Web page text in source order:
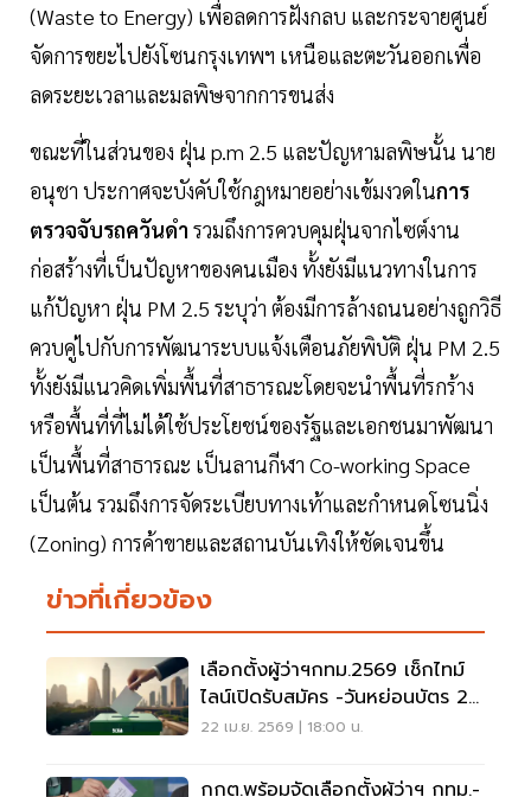
(Waste to Energy) เพื่อลดการฝังกลบ และกระจายศูนย์
จัดการขยะไปยังโซนกรุงเทพฯ เหนือและตะวันออกเพื่อ
ลดระยะเวลาและมลพิษจากการขนส่ง
ขณะที่ในส่วนของ ฝุ่น p.m 2.5 และปัญหามลพิษนั้น นาย
อนุชา ประกาศจะบังคับใช้กฎหมายอย่างเข้มงวดในการ
ตรวจจับรถควันดำ รวมถึงการควบคุมฝุ่นจากไซต์งาน
ก่อสร้างที่เป็นปัญหาของคนเมือง ทั้งยังมีแนวทางในการ
แก้ปัญหา ฝุ่น PM 2.5 ระบุว่า ต้องมีการล้างถนนอย่างถูกวิธี
ควบคู่ไปกับการพัฒนาระบบแจ้งเตือนภัยพิบัติ ฝุ่น PM 2.5
ทั้งยังมีแนวคิดเพิ่มพื้นที่สาธารณะโดยจะนำพื้นที่รกร้าง
หรือพื้นที่ที่ไม่ได้ใช้ประโยชน์ของรัฐและเอกชนมาพัฒนา
เป็นพื้นที่สาธารณะ เป็นลานกีฬา Co-working Space
เป็นต้น รวมถึงการจัดระเบียบทางเท้าและกำหนดโซนนิ่ง
(Zoning) การค้าขายและสถานบันเทิงให้ชัดเจนขึ้น
ข่าวที่เกี่ยวข้อง
เลือกตั้งผู้ว่าฯกทม.2569 เช็กไทม์
ไลน์เปิดรับสมัคร -วันหย่อนบัตร 28
มิ.ย.69
22 เม.ย. 2569 | 18:00 น.
กกต.พร้อมจัดเลือกตั้งผู้ว่าฯ กทม.-